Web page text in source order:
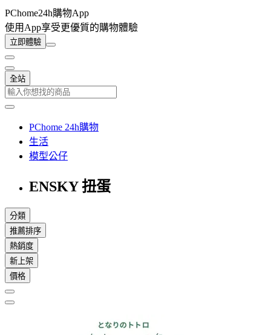
PChome24h購物App
使用App享受更優質的購物體驗
立即體驗
全站
PChome 24h購物
生活
模型公仔
ENSKY 扭蛋
分類
推薦排序
熱銷度
新上架
價格